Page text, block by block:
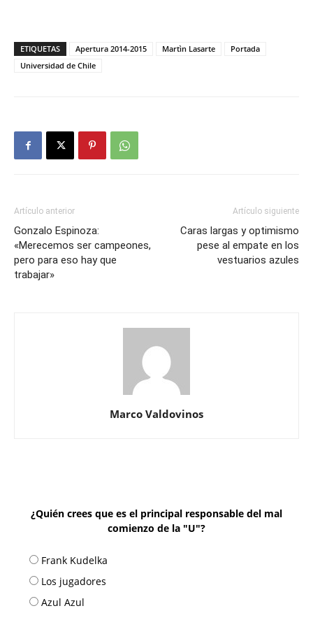
ETIQUETAS Apertura 2014-2015 Martìn Lasarte
Portada
Universidad de Chile
Artículo anterior
Gonzalo Espinoza:
«Merecemos ser campeones,
pero para eso hay que
trabajar»
Artículo siguiente
Caras largas y optimismo
pese al empate en los
vestuarios azules
Marco Valdovinos
¿Quién crees que es el principal responsable del mal
comienzo de la "U"?
Frank Kudelka
Los jugadores
Azul Azul